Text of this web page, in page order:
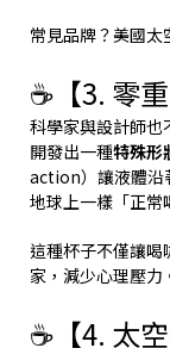
常見品牌？美國太
☕【3. 零
科學家與設計師也
開發出一種特殊形
action）讓液體沿
地球上一樣「正常
這種杯子不僅讓喝
家，減少心理壓力
☕【4. 太